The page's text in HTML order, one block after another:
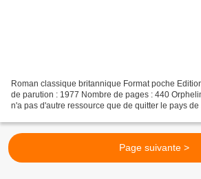
Roman classique britannique Format poche
de parution : 1977 Nombre de pages : 440
n'a pas d'autre ressource que de quitter le pays
Page suivante >